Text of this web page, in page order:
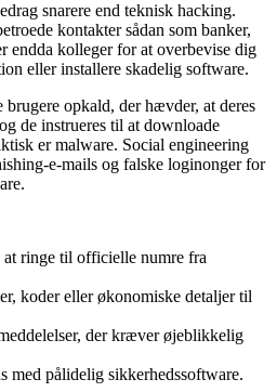
snarere end teknisk hacking.
kontakter sådan som banker,
endda kolleger for at overbevise dig
eller installere skadelig software.
brugere opkald, der hævder, at deres
de instrueres til at downloade
er malware. Social engineering
e-mails og falske loginonger for
ringe til officielle numre fra
koder eller økonomiske detaljer til
der kræver øjeblikkelig
med pålidelig sikkerhedssoftware.